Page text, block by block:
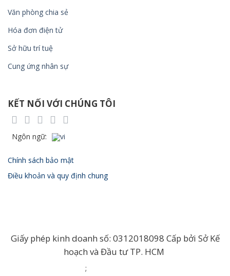
Văn phòng chia sẻ
Hóa đơn điện tử
Sở hữu trí tuệ
Cung ứng nhân sự
KẾT NỐI VỚI CHÚNG TÔI
Chính sách bảo mật
Điều khoản và quy định chung
Giấy phép kinh doanh số: 0312018098 Cấp bởi Sở Kế
hoạch và Đầu tư TP. HCM
;